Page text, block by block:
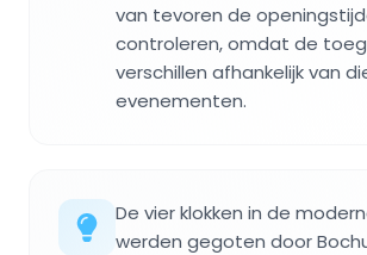
van tevoren de
controleren, omdat de
verschillen afhankelijk van
evenementen.
De vier klokken in de
werden gegoten door